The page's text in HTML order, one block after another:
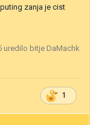
zanja je cist
uredilo bitje DaMachk
1